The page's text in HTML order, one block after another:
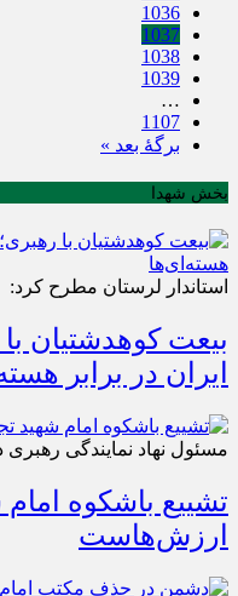
1036
1037
1038
1039
…
1107
برگهٔ بعد »
بخش شهدا
استاندار لرستان مطرح کرد:
بیعت کوهدشتیان
ایران در برابر
مسئول نهاد نمایندگی
تشییع باشکوه
ارزش‌هاست